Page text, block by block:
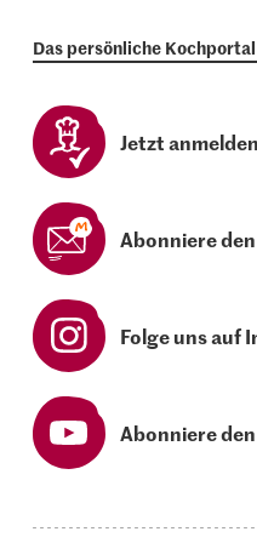
Das persönliche
Jetzt anmelden
Abonniere
Folge uns auf
Abonniere